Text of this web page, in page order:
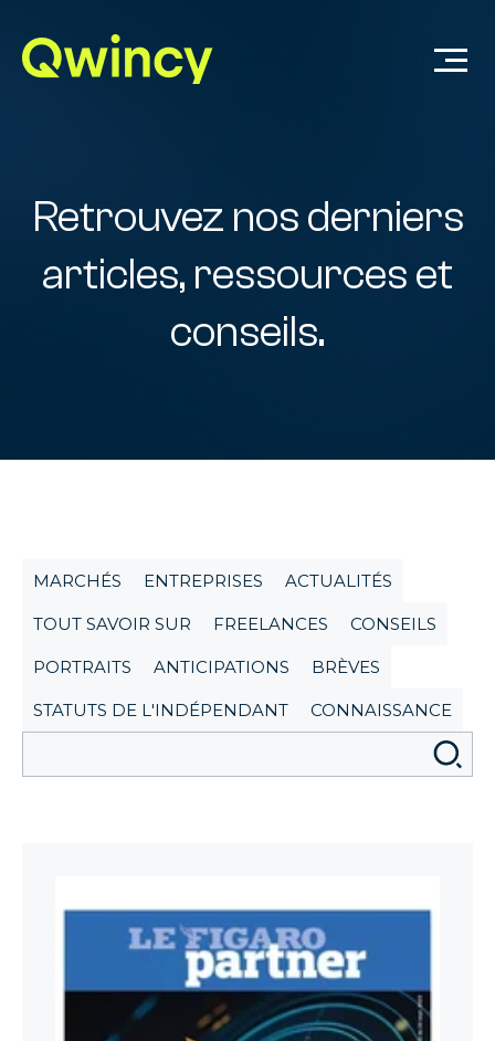
Retrouvez nos derniers
articles, ressources et
conseils.
MARCHÉS ENTREPRISES ACTUALITÉS
TOUT SAVOIR SUR FREELANCES CONSEILS
PORTRAITS ANTICIPATIONS BRÈVES
STATUTS DE L'INDÉPENDANT CONNAISSANCE